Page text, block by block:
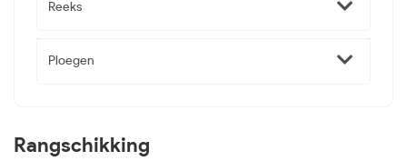
Reeks
Ploegen
Rangschikking